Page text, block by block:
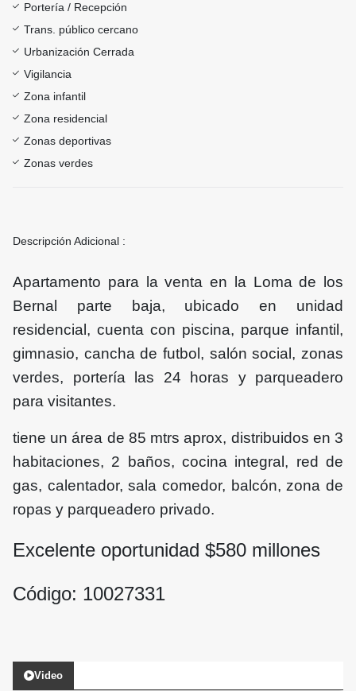
Portería / Recepción
Trans. público cercano
Urbanización Cerrada
Vigilancia
Zona infantil
Zona residencial
Zonas deportivas
Zonas verdes
Descripción Adicional :
Apartamento para la venta en la Loma de los
Bernal parte baja, ubicado en unidad
residencial, cuenta con piscina, parque infantil,
gimnasio, cancha de futbol, salón social, zonas
verdes, portería las 24 horas y parqueadero
para visitantes.
tiene un área de 85 mtrs aprox, distribuidos en 3
habitaciones, 2 baños, cocina integral, red de
gas, calentador, sala comedor, balcón, zona de
ropas y parqueadero privado.
Excelente oportunidad $580 millones
Código: 10027331
Video